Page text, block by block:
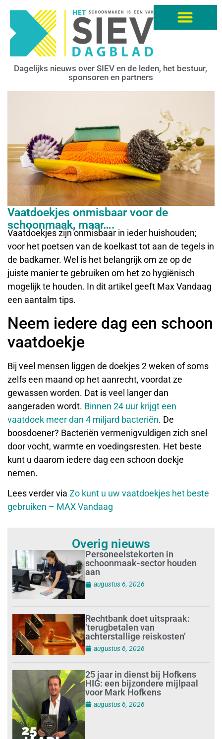
Dagelijks nieuws over SIEV en de leden, het bestuur,
sponsoren en partners
Vaatdoekjes onmisbaar voor de
schoonmaak, maar….
Vaatdoekjes zijn onmisbaar in ieder huishouden;
voor het poetsen van de koelkast tot aan de tegels in
de badkamer. Wel is het belangrijk om ze op de
juiste manier te gebruiken om het zo hygiënisch
mogelijk te houden. In dit artikel geeft Max Vandaag
een aantalm tips.
Neem iedere dag een schoon
vaatdoekje
Bij veel mensen liggen de doekjes 2 weken of soms
zelfs een maand op het aanrecht, voordat ze
gewassen worden. Dat is veel langer dan
aangeraden wordt. Binnen 24 uur krijgt een
vaatdoek meer dan 4 miljard bacteriën. De
boosdoener? Bacteriën vermenigvuldigen zich snel
door vocht, warmte en voedingsresten. Het beste
kunt u daarom iedere dag een schoon doekje
nemen.
Lees verder via Zo kunt u uw vaatdoekjes het beste
gebruiken – MAX Vandaag
Overig nieuws
Personeelstekorten in
schoonmaak-sector houden
aan
augustus 6, 2026
Rechtbank doet uitspraak:
’terugbetalen van
achterstallige reiskosten’
augustus 6, 2026
25 jaar in dienst bij Hofkens
HIG: een bijzondere mijlpaal
voor Mark Hofkens
augustus 6, 2026